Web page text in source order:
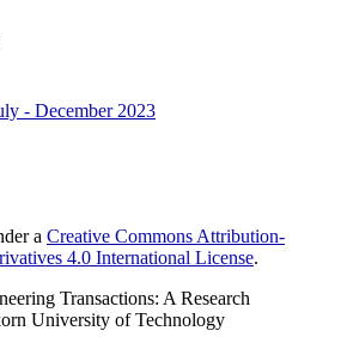
- December 2023
a Creative Commons Attribution-
4.0 International License.
Transactions: A Research
University of Technology